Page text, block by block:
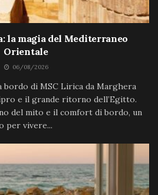
la magia del Mediterraneo
Orientale
06/08/2026
di MSC Lirica da Marghera
e il grande ritorno dell’Egitto.
del mito e il comfort di bordo, un
per vivere...